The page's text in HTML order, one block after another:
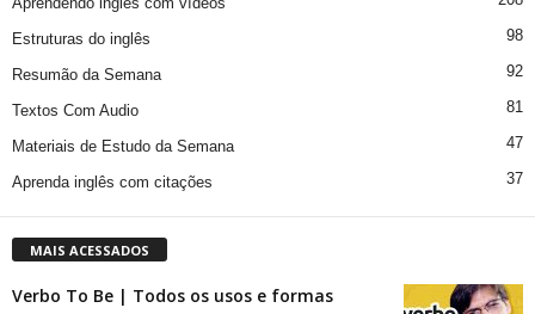
Estruturas do inglês 98
Resumão da Semana 92
Textos Com Audio 81
Materiais de Estudo da Semana 47
Aprenda inglês com citações 37
MAIS ACESSADOS
Verbo To Be | Todos os usos e formas